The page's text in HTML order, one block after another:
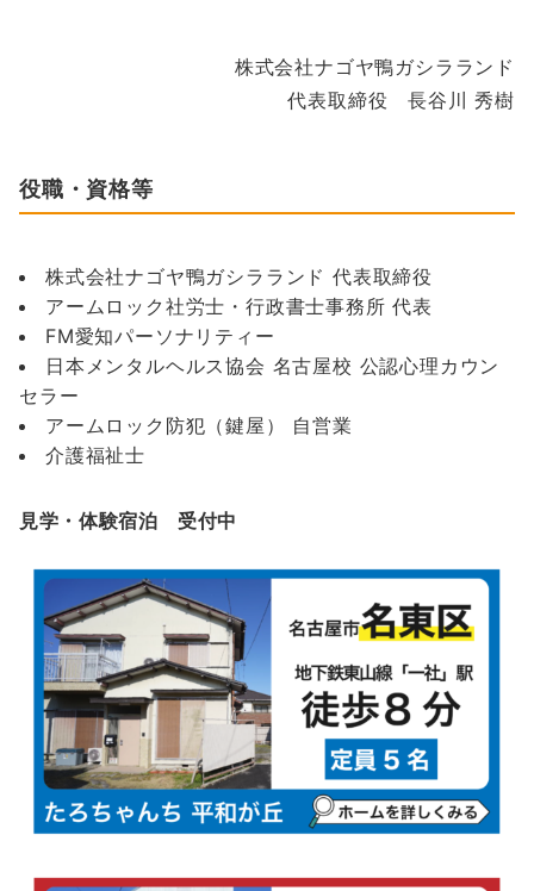
株式会社ナゴヤ鴨ガシラランド
代表取締役 長谷川 秀樹
役職・資格等
株式会社ナゴヤ鴨ガシラランド 代表取締役
アームロック社労士・行政書士事務所 代表
FM愛知パーソナリティー
日本メンタルヘルス協会 名古屋校 公認心理カウン
セラー
アームロック防犯（鍵屋） 自営業
介護福祉士
見学・体験宿泊 受付中